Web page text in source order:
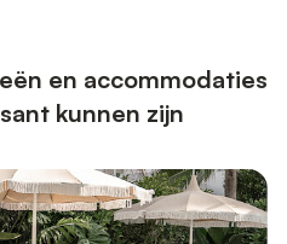
en accommodaties
kunnen zijn